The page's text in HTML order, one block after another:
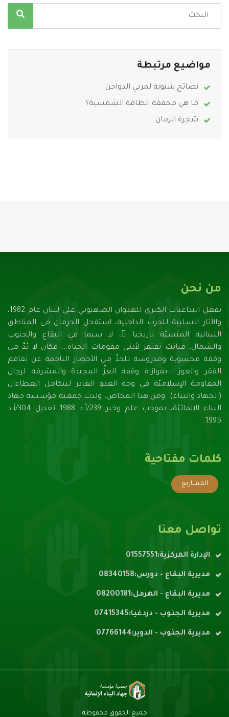
مواضيع مرتبطة
نصائح شتوية لمربي الدواجن
ما هي مجففة الطاقة الشمسية؟
شجرة الرمان
من نحن
بفعل التداعيات الكبرى للعدوان الصهيونـي على لبنان عام 1982،
والآثار السلبية للحرب الداخلية، استفحل الحرمان في المناطق
اللبنانية المنسيّة تاريخيا ً، لا سيما في البقاع والجنوب
والشمال، فباتت تفتقر لأدنـى مقومات الحياة... فكان لا بُدَّ من
وقفة محسوبة ومدروسة للحدِّ من الأخطار الناجمة عن تفاقم
الفقر والعوز... بموازاة وقفة العزِّ المجيدة والمشرفة لرجال
المقاومة الإسلاميّة في وجه العدو الغادر ليتكامل العطاءان
(الجهاد والبناء). ومن هذا المخاض، ولدت جمعية مؤسسة جهاد
البناء الإنمائيّة، بموجب علم وخبر 239/أ.د 1988 تعديل 304/أ.د
1995.
كلمات مفتاحية
المشاريع
تواصل معنا
الإدارة المركزية:01557551
مديرية البقاع - دورس:08340158
مديرية البقاع - الهرمل:08200181
مديرية الجنوب - دردغيا:07415345
مديرية الجنوب - الدوير:07766144
جميع الحقوق محفوظة